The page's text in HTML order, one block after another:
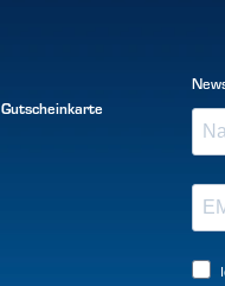
Gutscheinkarte